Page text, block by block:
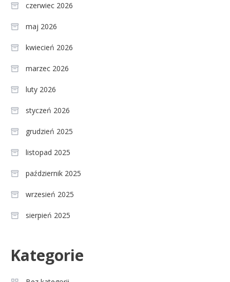
czerwiec 2026
maj 2026
kwiecień 2026
marzec 2026
luty 2026
styczeń 2026
grudzień 2025
listopad 2025
październik 2025
wrzesień 2025
sierpień 2025
KategorieAgnieszka Chylińska: wiek,